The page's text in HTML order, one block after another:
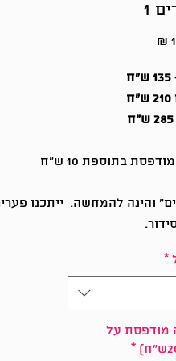
1
בתוספת 10 ש"ח
והינה להמחשה. ייתכנו
*
מודפסת על
*